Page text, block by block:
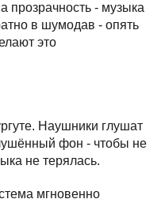
прозрачность - музыка
в шумодав - опять
это
Наушники глушат
фон - чтобы не
не терялась.
мгновенно